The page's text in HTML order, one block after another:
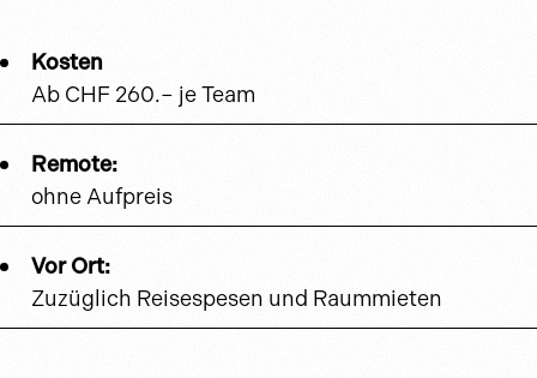
Kosten
Ab CHF 260.– je Team
Remote:
ohne Aufpreis
Vor Ort:
Zuzüglich Reisespesen und Raummieten